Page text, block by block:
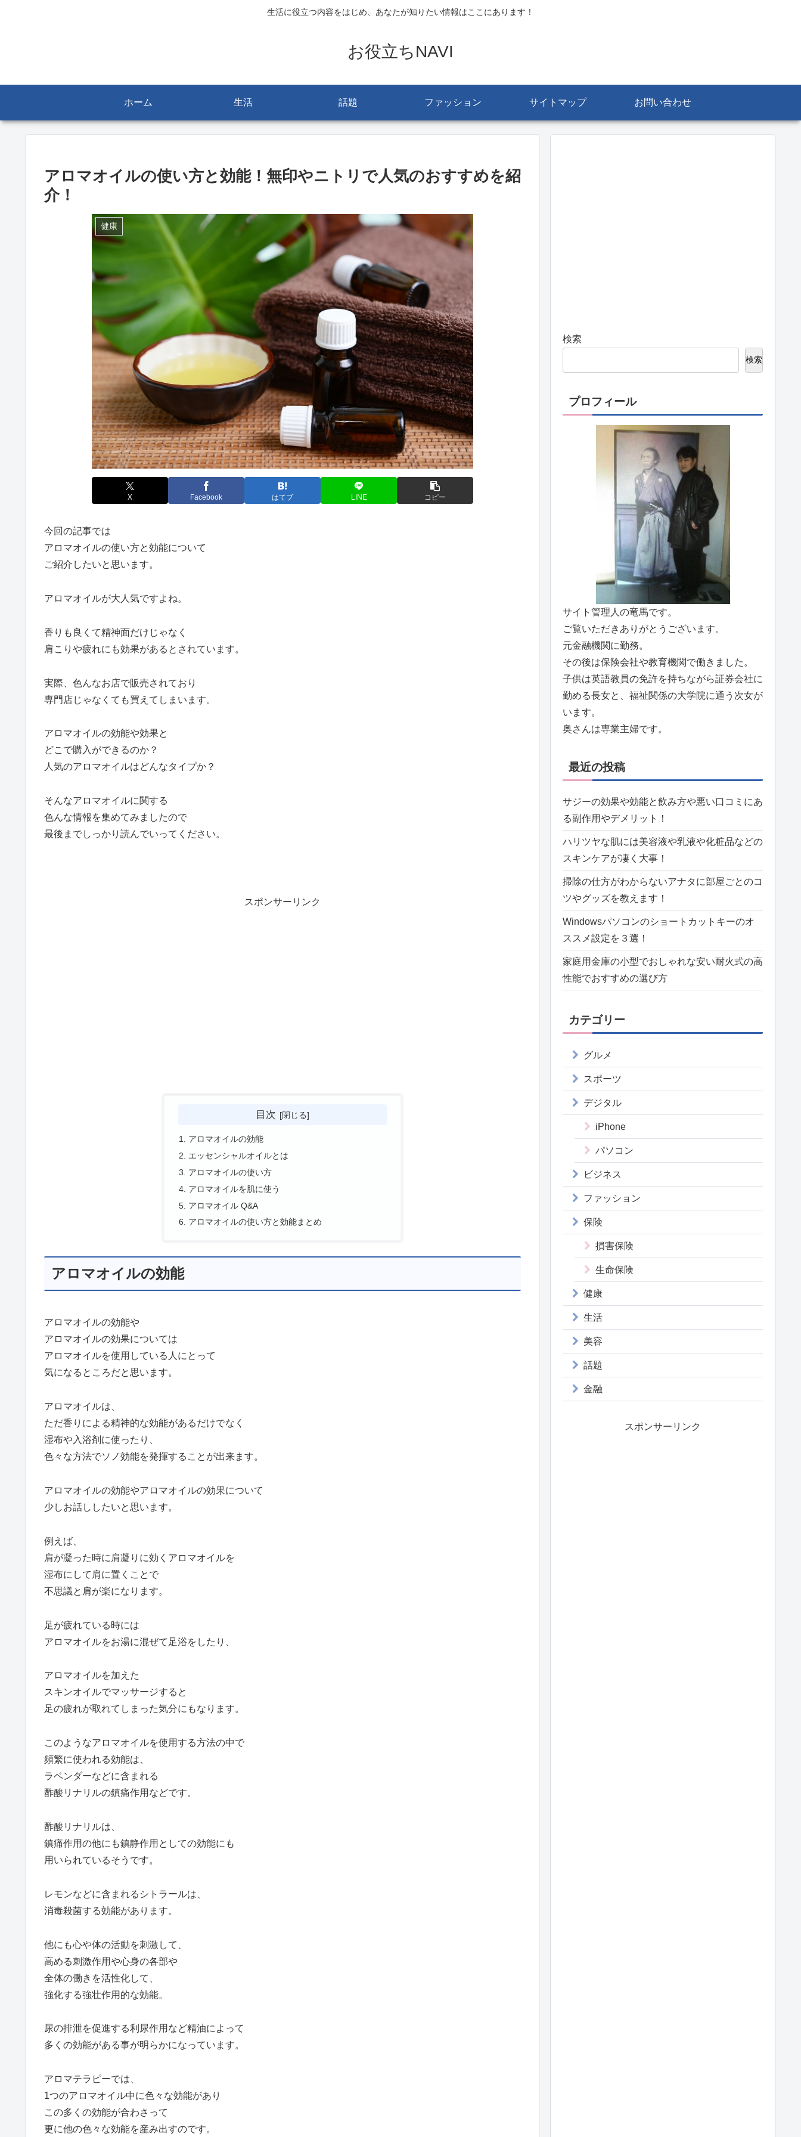
生活に役立つ内容をはじめ、あなたが知りたい情報はここにあります！
お役立ちNAVI
ホーム 生活 話題 ファッション サイトマップ お問い合わせ
アロマオイルの使い方と効能！無印やニトリで人気のおすすめを紹
介！
健康
X Facebook はてブ LINE コピー
今回の記事では
アロマオイルの使い方と効能について
ご紹介したいと思います。
アロマオイルが大人気ですよね。
香りも良くて精神面だけじゃなく
肩こりや疲れにも効果があるとされています。
実際、色んなお店で販売されており
専門店じゃなくても買えてしまいます。
アロマオイルの効能や効果と
どこで購入ができるのか？
人気のアロマオイルはどんなタイプか？
そんなアロマオイルに関する
色んな情報を集めてみましたので
最後までしっかり読んでいってください。
スポンサーリンク
目次
アロマオイルの効能
エッセンシャルオイルとは
アロマオイルの使い方
アロマオイルを肌に使う
アロマオイル Q&A
アロマオイルの使い方と効能まとめ
アロマオイルの効能
アロマオイルの効能や
アロマオイルの効果については
アロマオイルを使用している人にとって
気になるところだと思います。
アロマオイルは、
ただ香りによる精神的な効能があるだけでなく
湿布や入浴剤に使ったり、
色々な方法でソノ効能を発揮することが出来ます。
アロマオイルの効能やアロマオイルの効果について
少しお話ししたいと思います。
例えば、
肩が凝った時に肩凝りに効くアロマオイルを
湿布にして肩に置くことで
不思議と肩が楽になります。
足が疲れている時には
アロマオイルをお湯に混ぜて足浴をしたり、
アロマオイルを加えた
スキンオイルでマッサージすると
足の疲れが取れてしまった気分にもなります。
このようなアロマオイルを使用する方法の中で
頻繁に使われる効能は、
ラベンダーなどに含まれる
酢酸リナリルの鎮痛作用などです。
酢酸リナリルは、
鎮痛作用の他にも鎮静作用としての効能にも
用いられているそうです。
レモンなどに含まれるシトラールは、
消毒殺菌する効能があります。
他にも心や体の活動を刺激して、
高める刺激作用や心身の各部や
全体の働きを活性化して、
強化する強壮作用的な効能。
尿の排泄を促進する利尿作用など精油によって
多くの効能がある事が明らかになっています。
アロマテラピーでは、
1つのアロマオイル中に色々な効能があり
この多くの効能が合わさって
更に他の色々な効能を産み出すのです。
検索
検索
プロフィール
サイト管理人の竜馬です。
ご覧いただきありがとうございます。
元金融機関に勤務。
その後は保険会社や教育機関で働きました。
子供は英語教員の免許を持ちながら証券会社に
勤める長女と、福祉関係の大学院に通う次女が
います。
奥さんは専業主婦です。
最近の投稿
サジーの効果や効能と飲み方や悪い口コミにあ
る副作用やデメリット！
ハリツヤな肌には美容液や乳液や化粧品などの
スキンケアが凄く大事！
掃除の仕方がわからないアナタに部屋ごとのコ
ツやグッズを教えます！
Windowsパソコンのショートカットキーのオ
ススメ設定を３選！
家庭用金庫の小型でおしゃれな安い耐火式の高
性能でおすすめの選び方
カテゴリー
グルメ
スポーツ
デジタル
iPhone
パソコン
ビジネス
ファッション
保険
損害保険
生命保険
健康
生活
美容
話題
金融
スポンサーリンク